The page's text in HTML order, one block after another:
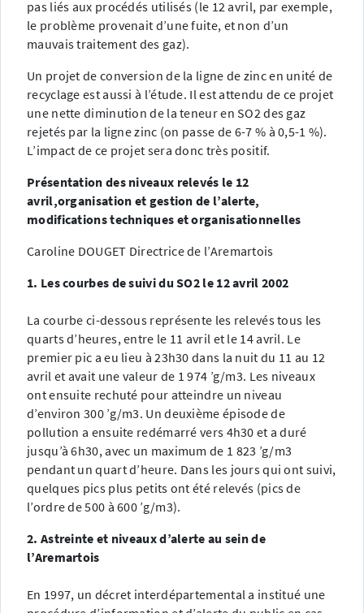
pas liés aux procédés utilisés (le 12 avril, par exemple,
le problème provenait d’une fuite, et non d’un
mauvais traitement des gaz).
Un projet de conversion de la ligne de zinc en unité de
recyclage est aussi à l’étude. Il est attendu de ce projet
une nette diminution de la teneur en SO2 des gaz
rejetés par la ligne zinc (on passe de 6-7 % à 0,5-1 %).
L’impact de ce projet sera donc très positif.
Présentation des niveaux relevés le 12
avril,organisation et gestion de l’alerte,
modifications techniques et organisationnelles
Caroline DOUGET Directrice de l’Aremartois
1. Les courbes de suivi du SO2 le 12 avril 2002
La courbe ci-dessous représente les relevés tous les
quarts d’heures, entre le 11 avril et le 14 avril. Le
premier pic a eu lieu à 23h30 dans la nuit du 11 au 12
avril et avait une valeur de 1 974 ’g/m3. Les niveaux
ont ensuite rechuté pour atteindre un niveau
d’environ 300 ’g/m3. Un deuxième épisode de
pollution a ensuite redémarré vers 4h30 et a duré
jusqu’à 6h30, avec un maximum de 1 823 ’g/m3
pendant un quart d’heure. Dans les jours qui ont suivi,
quelques pics plus petits ont été relevés (pics de
l’ordre de 500 à 600 ’g/m3).
2. Astreinte et niveaux d’alerte au sein de
l’Aremartois
En 1997, un décret interdépartemental a institué une